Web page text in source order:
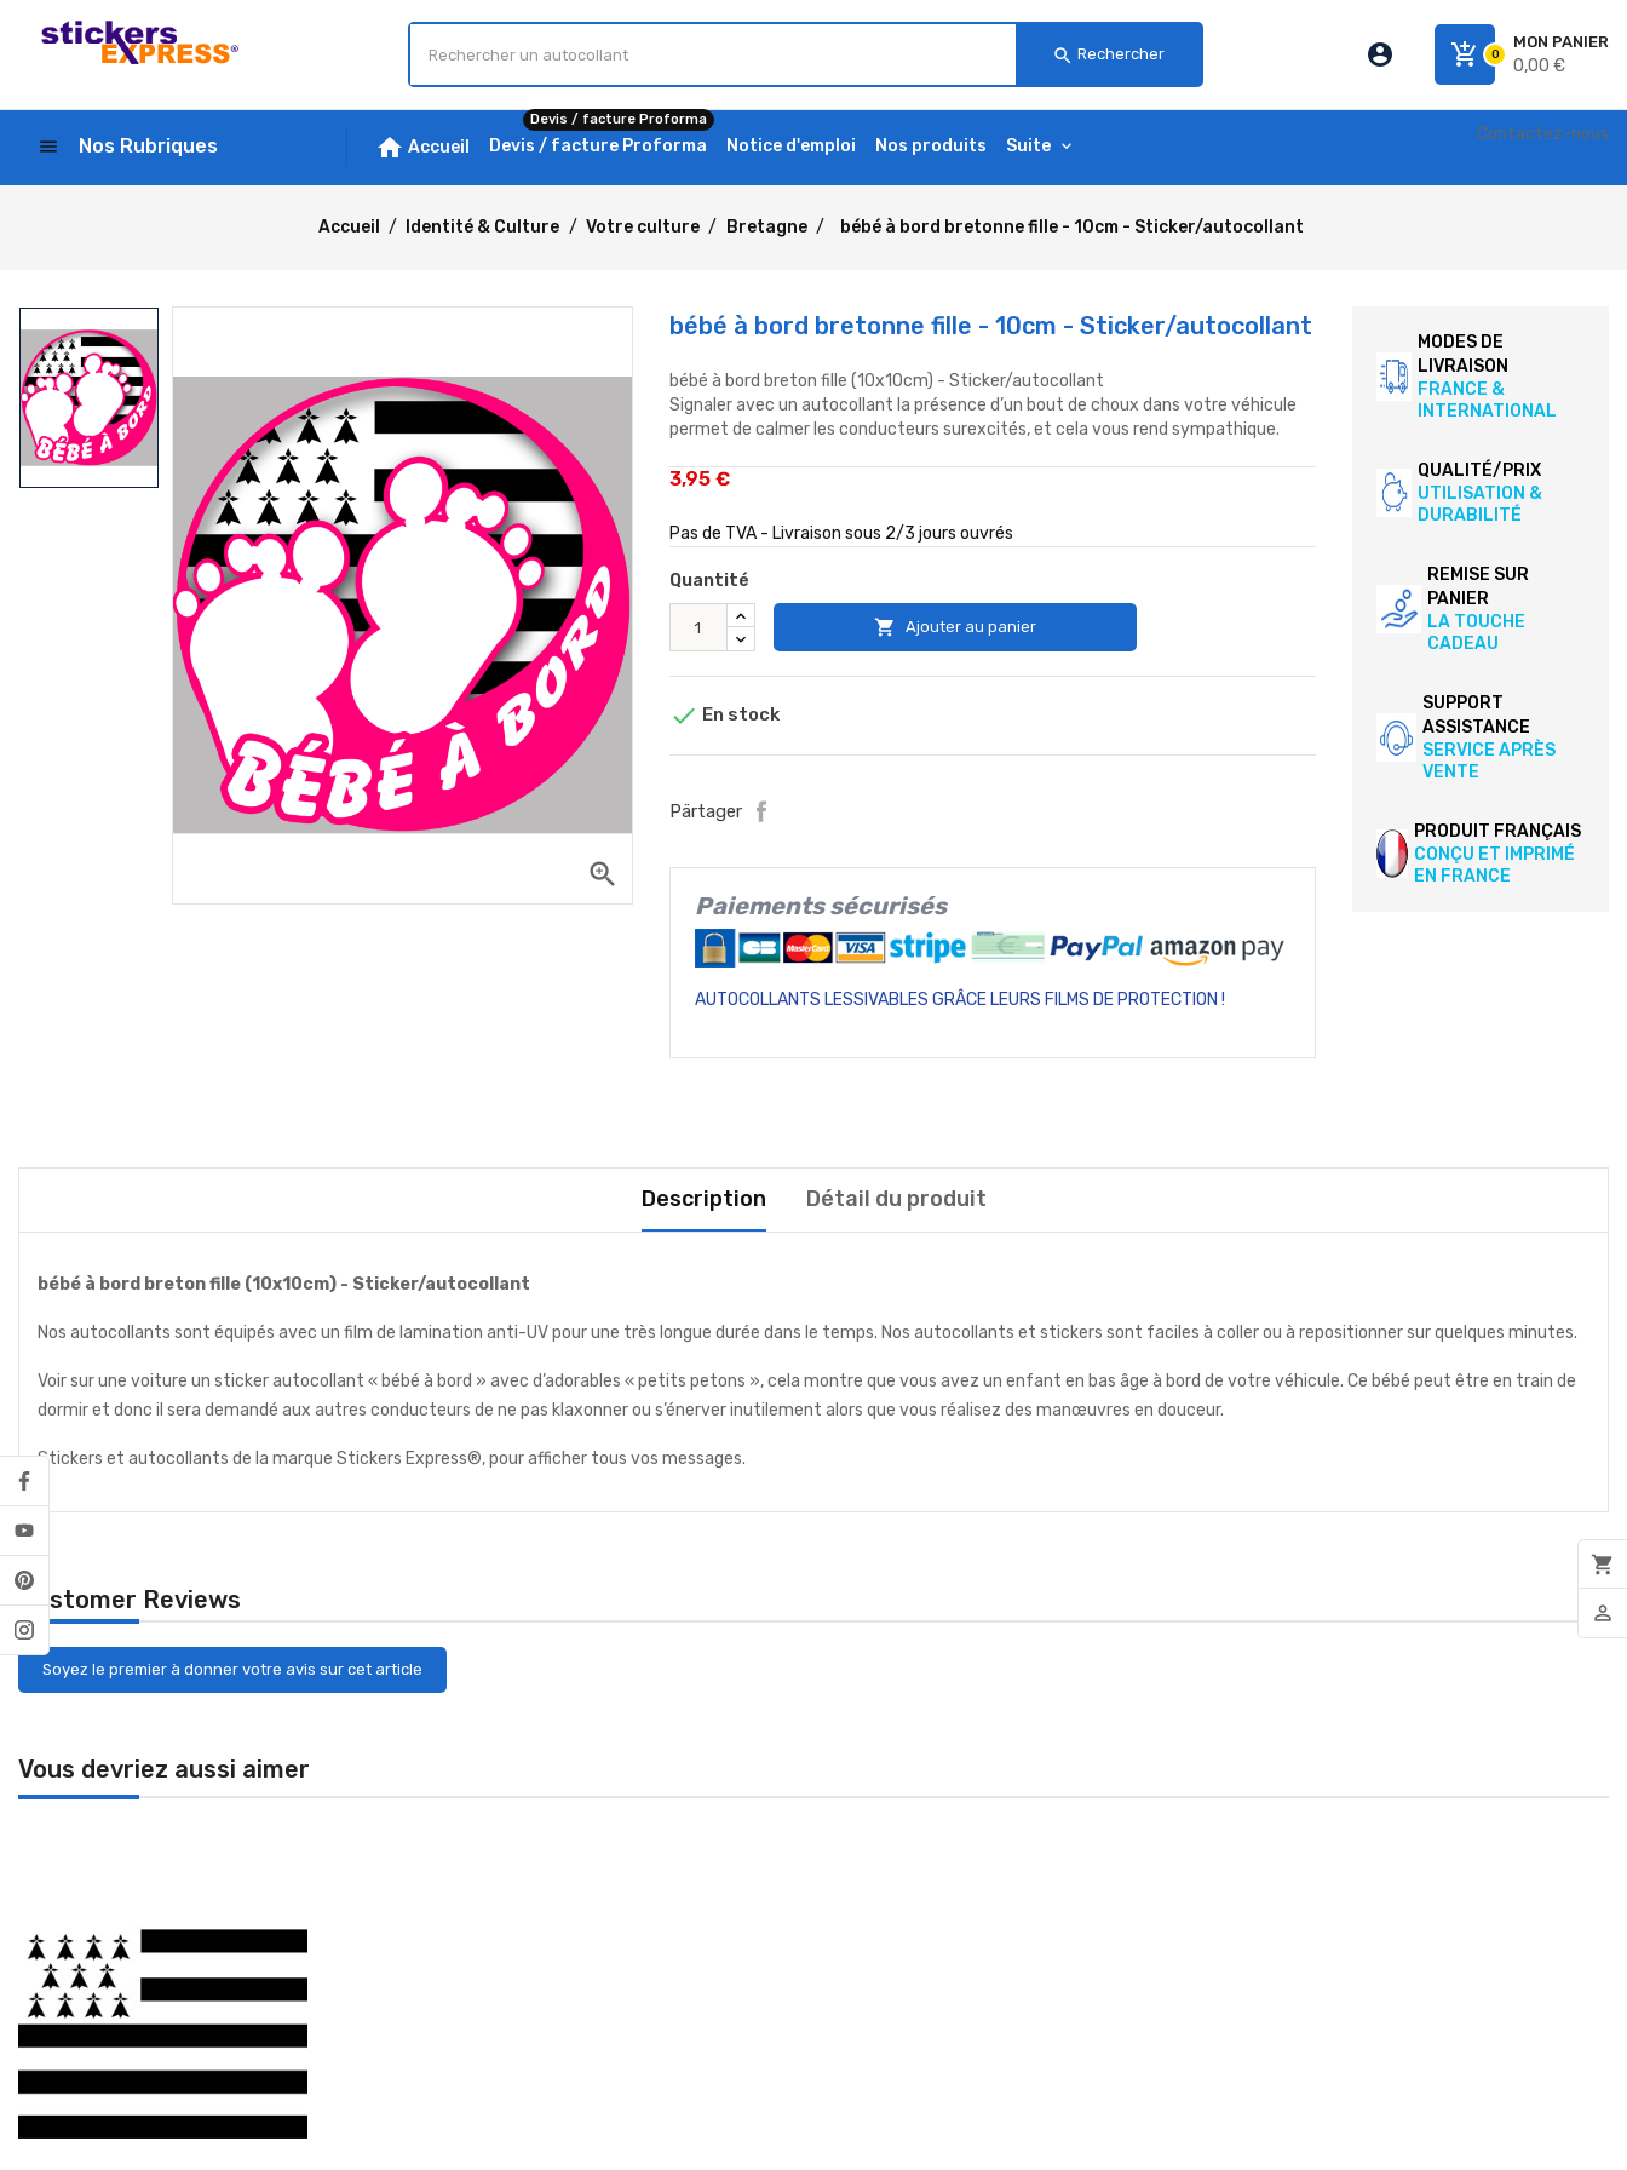
shopping_cart
person_outline
search Rechercher add_shopping_cart 0
MON PANIER
0,00 €
account_circle
Nos Rubriques
menu
Contactez-nous
home Accueil Devis / facture Proforma
Devis / facture Proforma
Notice d'emploi Nos produits Suite
Accueil Identité & Culture Votre culture Bretagne bébé à bord bretonne fille - 10cm - Sticker/autocollant
zoom_in
bébé à bord bretonne fille - 10cm - Sticker/autocollant
bébé à bord breton fille (10x10cm) - Sticker/autocollant
Signaler avec un autocollant la présence d’un bout de choux dans votre véhicule
permet de calmer les conducteurs surexcités, et cela vous rend sympathique.
3,95 €
Pas de TVA - Livraison sous 2/3 jours ouvrés
Quantité
 Ajouter au panier
 En stock
Pärtager
Paiements sécurisés
AUTOCOLLANTS LESSIVABLES GRÂCE LEURS FILMS DE PROTECTION !
MODES DE
LIVRAISON
FRANCE &
INTERNATIONAL
QUALITÉ/PRIX
UTILISATION &
DURABILITÉ
REMISE SUR
PANIER
LA TOUCHE
CADEAU
SUPPORT
ASSISTANCE
SERVICE APRÈS
VENTE
PRODUIT FRANÇAIS
CONÇU ET IMPRIMÉ
EN FRANCE
Description Détail du produit
bébé à bord breton fille (10x10cm) - Sticker/autocollant
Nos autocollants sont équipés avec un film de lamination anti-UV pour une très longue durée dans le temps. Nos autocollants et stickers sont faciles à coller ou à repositionner sur quelques minutes.
Voir sur une voiture un sticker autocollant « bébé à bord » avec d’adorables « petits petons », cela montre que vous avez un enfant en bas âge à bord de votre véhicule. Ce bébé peut être en train de
dormir et donc il sera demandé aux autres conducteurs de ne pas klaxonner ou s’énerver inutilement alors que vous réalisez des manœuvres en douceur.
Stickers et autocollants de la marque Stickers Express®, pour afficher tous vos messages.
Customer Reviews
Soyez le premier à donner votre avis sur cet article
Vous devriez aussi aimer